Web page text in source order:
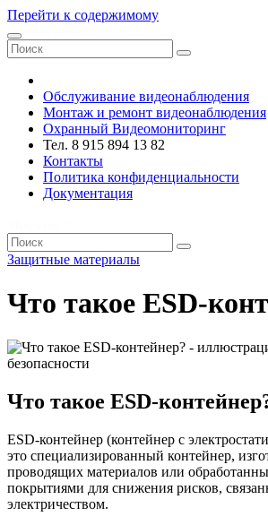
Перейти к содержимому
Обслуживание видеонаблюдения
Монтаж и ремонт видеонаблюдения
Охранный Видеомониторинг
Тел. 8 915 894 13 82
Контакты
Политика конфиденциальности
Документация
Защитные материалы
Что такое ESD-
Что такое ESD-
ESD-контейнер (контейнер с
это специализированный контейнер,
проводящих материалов или
покрытиями для снижения рисков,
электричеством.